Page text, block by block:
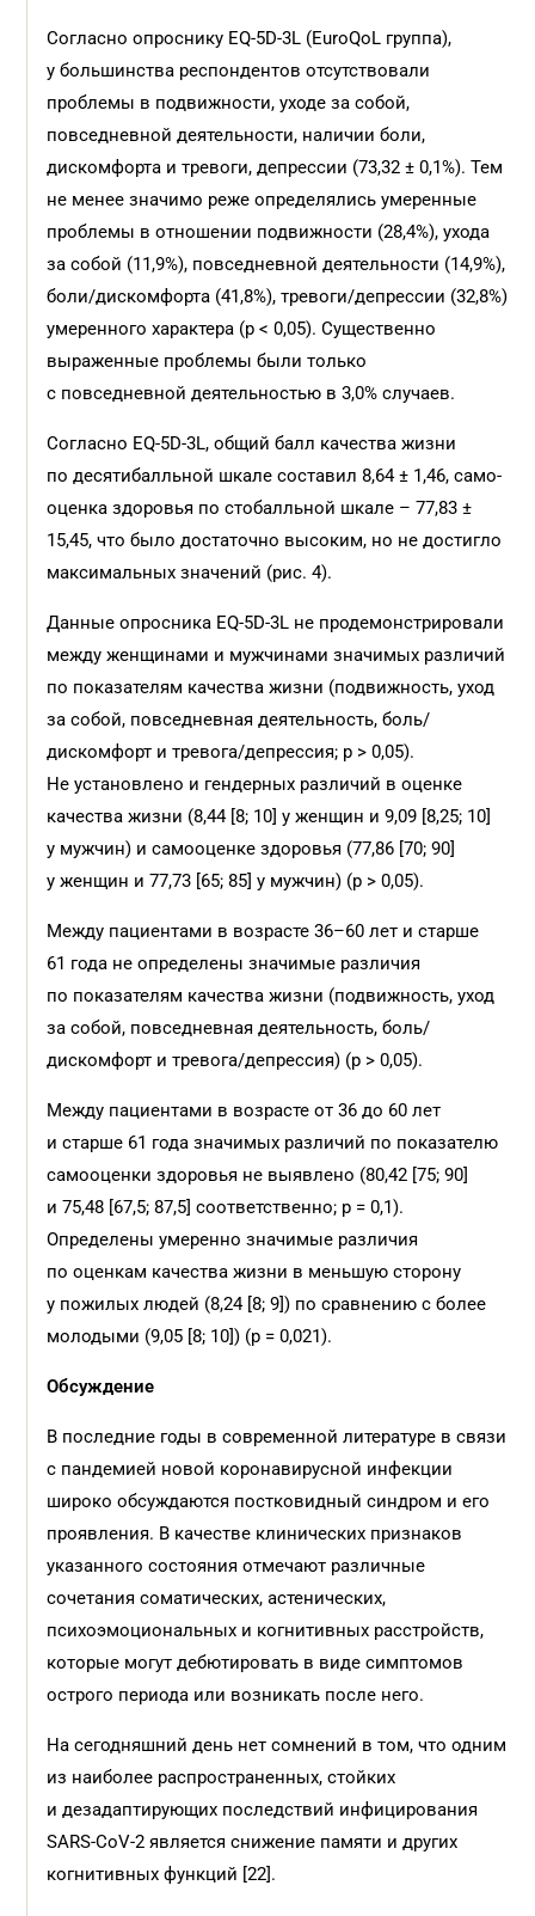
Согласно опроснику EQ-5D-3L (EuroQoL группа),
у большинства респондентов отсутствовали
проблемы в подвижности, уходе за собой,
повседневной деятельности, наличии боли,
дискомфорта и тревоги, депрессии (73,32 ± 0,1%). Тем
не менее значимо реже определялись умеренные
проблемы в отношении подвижности (28,4%), ухода
за собой (11,9%), повседневной деятельности (14,9%),
боли/дискомфорта (41,8%), тревоги/депрессии (32,8%)
умеренного характера (p < 0,05). Существенно
выраженные проблемы были только
с повседневной деятельностью в 3,0% случаев.
Согласно EQ-5D-3L, общий балл качества жизни
по десятибалльной шкале составил 8,64 ± 1,46, само­
оценка здоровья по стобалльной шкале – 77,83 ±
15,45, что было достаточно высоким, но не достигло
максимальных значений (рис. 4).
Данные опросника EQ-5D-3L не продемонстрировали
между женщинами и мужчинами значимых различий
по показателям качества жизни (подвижность, уход
за собой, повседневная деятельность, боль/
дискомфорт и тревога/депрессия; p > 0,05).
Не установлено и гендерных различий в оценке
качества жизни (8,44 [8; 10] у женщин и 9,09 [8,25; 10]
у мужчин) и самооценке здоровья (77,86 [70; 90]
у женщин и 77,73 [65; 85] у мужчин) (p > 0,05).
Между пациентами в возрасте 36–60 лет и старше
61 года не определены значимые различия
по показателям качества жизни (подвижность, уход
за собой, повседневная деятельность, боль/
дискомфорт и тревога/депрессия) (p > 0,05).
Между пациентами в возрасте от 36 до 60 лет
и старше 61 года значимых различий по показателю
самооценки здоровья не выявлено (80,42 [75; 90]
и 75,48 [67,5; 87,5] соответственно; p = 0,1).
Определены умеренно значимые различия
по оценкам качества жизни в меньшую сторону
у пожилых людей (8,24 [8; 9]) по сравнению с более
молодыми (9,05 [8; 10]) (p = 0,021).
Обсуждение
В последние годы в современной литературе в связи
с пандемией новой коронавирусной инфекции
широко обсуждаются постковидный синдром и его
проявления. В качестве клинических признаков
указанного состояния отмечают различные
сочетания соматичес­ких, астенических,
психоэмоциональных и когнитивных расстройств,
которые могут дебютировать в виде симптомов
острого периода или возникать после него.
На сегодняшний день нет сомнений в том, что одним
из наиболее распространенных, стойких
и дезадаптирующих последствий инфицирования
SARS-CoV-2 является снижение памяти и других
когнитивных функций [22].